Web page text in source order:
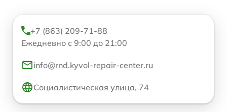
+7 (863) 209-71-88
Ежедневно с 9:00 до 21:00
info@rnd.kyvol-repair-center.ru
Социалистическая улица, 74